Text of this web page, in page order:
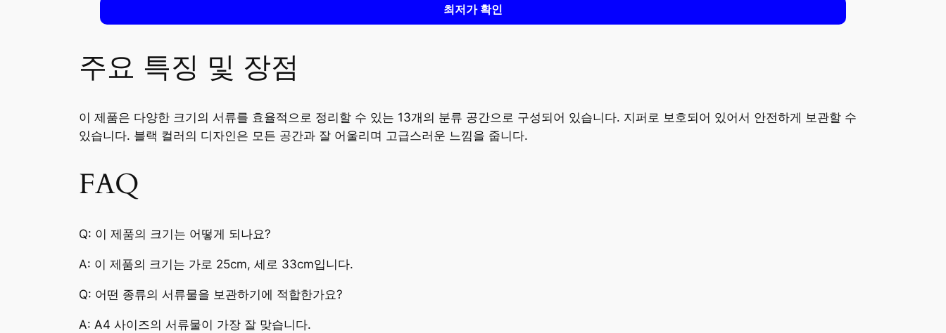
최저가 확인
주요 특징 및 장점
이 제품은 다양한 크기의 서류를 효율적으로 정리할 수 있는 13개의 분류 공간으로 구성되어 있습니다. 지퍼로 보호되어 있어서 안전하게 보관할 수
있습니다. 블랙 컬러의 디자인은 모든 공간과 잘 어울리며 고급스러운 느낌을 줍니다.
FAQ
Q: 이 제품의 크기는 어떻게 되나요?
A: 이 제품의 크기는 가로 25cm, 세로 33cm입니다.
Q: 어떤 종류의 서류물을 보관하기에 적합한가요?
A: A4 사이즈의 서류물이 가장 잘 맞습니다.